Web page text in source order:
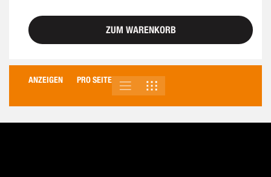
ZUM WARENKORB
ANZEIGEN PRO SEITE
ANSICHT
ALS
LISTE